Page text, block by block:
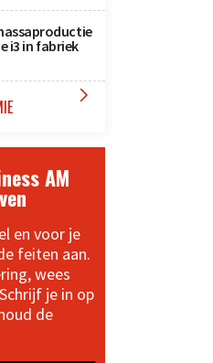
i3 in fabriek

AM
en voor je
feiten aan.
wees
je in op
de